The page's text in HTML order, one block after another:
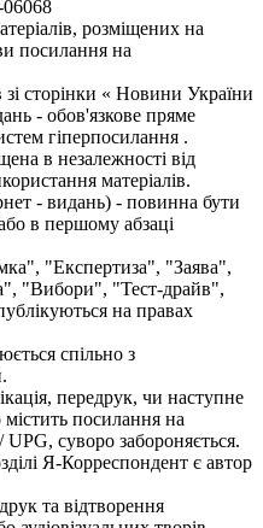
06068
розміщених на
посилання на
зі сторінки « Новини України
- обов'язкове пряме
гіперпосилання .
в незалежності від
матеріалів.
- видань) - повинна бути
в першому абзаці
"Експертиза", "Заява",
"Вибори", "Тест-драйв",
на правах
спільно з
передрук, чи наступне
посилання на
суворо забороняється.
Я-Корреспондент є автор
та відтворення